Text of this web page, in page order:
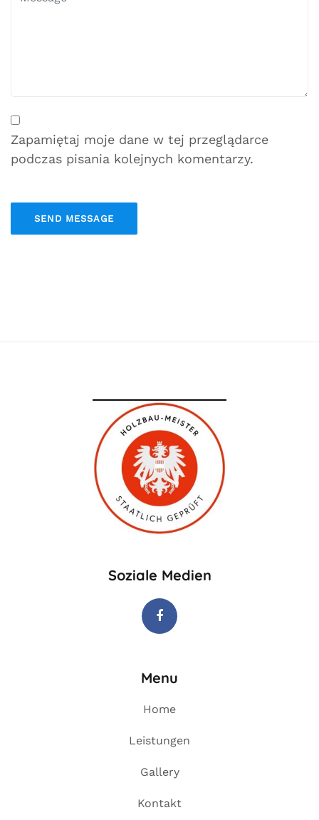
Zapamiętaj moje dane w tej przeglądarce
podczas pisania kolejnych komentarzy.
Soziale Medien
Menu
Home
Leistungen
Gallery
Kontakt